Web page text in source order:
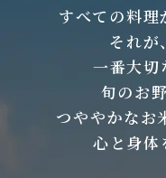
すべての料理
それが
一番大切
旬のお
つややかなお
心と身体